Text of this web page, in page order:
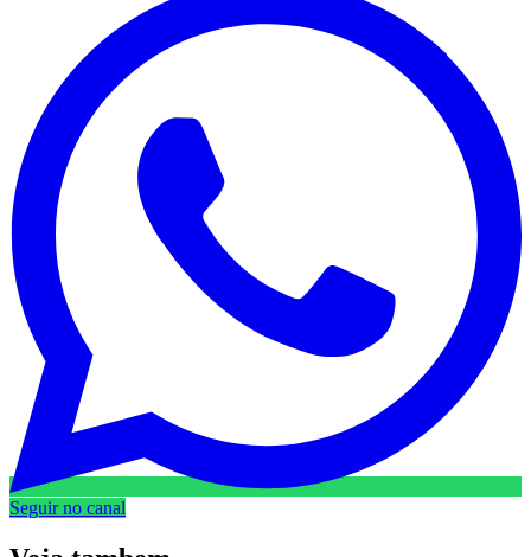
Seguir no canal